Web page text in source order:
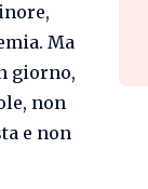
Ma
giorno,
non
e non